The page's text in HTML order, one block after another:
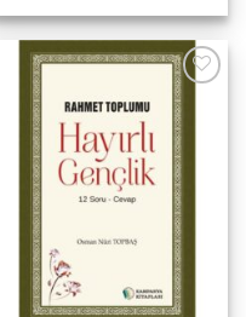
Add to
wishlist